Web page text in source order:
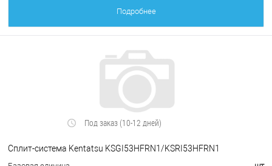
Подробнее
Под заказ (10-12 дней)
Сплит-система Kentatsu KSGI53HFRN1/KSRI53HFRN1